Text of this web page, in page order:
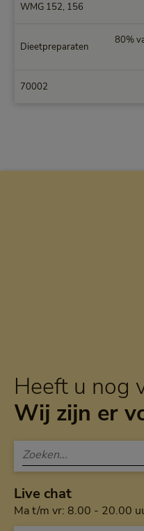
WMG 152, 156
Dieetpreparaten
80%
70002
Heeft u nog
Wij zijn er
Live chat
Ma t/m vr: 8.00 - 20.00